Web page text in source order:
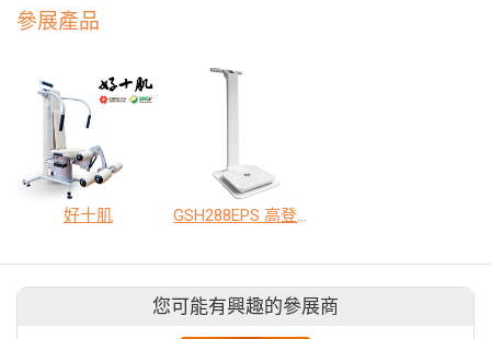
參展產品
好十肌 GSH288EPS 高登身體組成分析儀
您可能有興趣的參展商